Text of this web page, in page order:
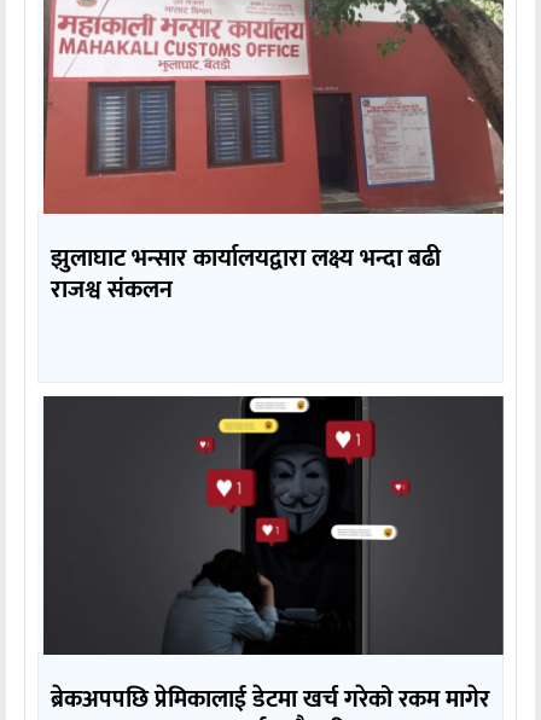
झुलाघाट भन्सार कार्यालयद्वारा लक्ष्य भन्दा बढी
राजश्व संकलन
ब्रेकअपपछि प्रेमिकालाई डेटमा खर्च गरेको रकम मागेर